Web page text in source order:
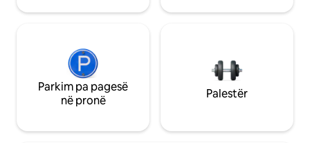
Parkim pa pagesë
në pronë
Palestër